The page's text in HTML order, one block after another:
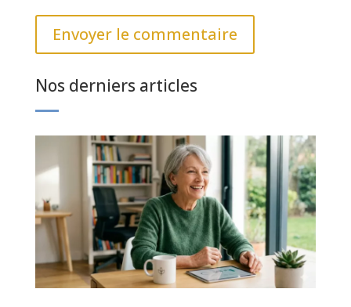
Envoyer le commentaire
Nos derniers articles